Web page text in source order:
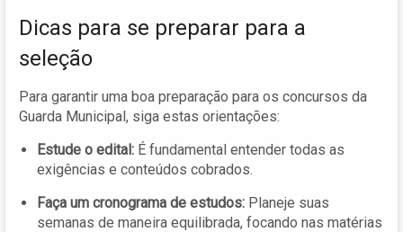
Dicas para se preparar para a
seleção
Para garantir uma boa preparação para os concursos da
Guarda Municipal, siga estas orientações:
Estude o edital: É fundamental entender todas as
exigências e conteúdos cobrados.
Faça um cronograma de estudos: Planeje suas
semanas de maneira equilibrada, focando nas matérias